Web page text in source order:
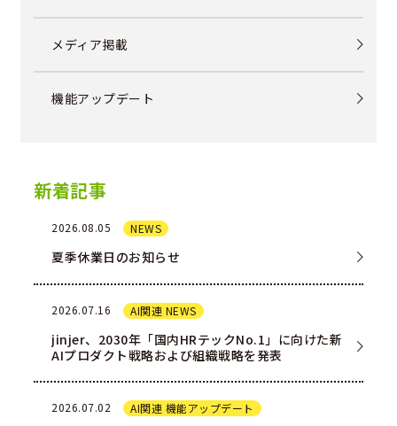
メディア掲載
機能アップデート
新着記事
2026.08.05 NEWS
夏季休業日のお知らせ
2026.07.16 AI関連 NEWS
jinjer、2030年「国内HRテックNo.1」に向けた新
AIプロダクト戦略および組織戦略を発表
2026.07.02 AI関連 機能アップデート